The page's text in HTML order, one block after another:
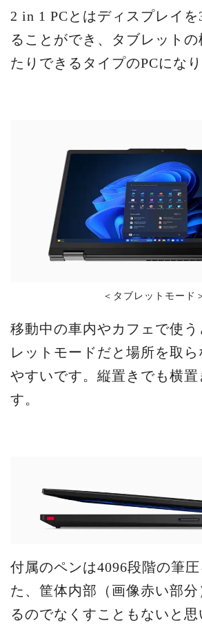
2 in 1 PCとはディスプレイ
ることができ、タブレットの
たりできるタイプのPCになり
＜タブレットモード
移動中の車内やカフェで使
レットモードだと場所を取
やすいです。縦置きでも横置
す。
付属のペンは4096段階の筆
た、筐体内部（画像赤い部分
るのでなくすこともないと思